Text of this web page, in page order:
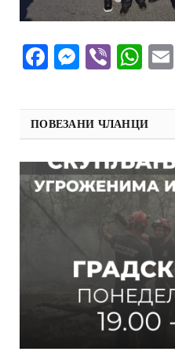
FacebookViber
ПОВЕЗАНИ ЧЛАНЦИ